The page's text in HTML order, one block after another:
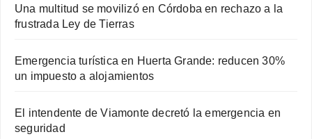
Una multitud se movilizó en Córdoba en rechazo a la
frustrada Ley de Tierras
Emergencia turística en Huerta Grande: reducen 30%
un impuesto a alojamientos
El intendente de Viamonte decretó la emergencia en
seguridad